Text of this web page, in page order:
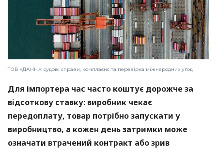
ТОВ «ДАНН.»: судові справи, комплаєнс та перевірка міжнародних угод
Для імпортера час часто коштує дорожче за
відсоткову ставку: виробник чекає
передоплату, товар потрібно запускати у
виробництво, а кожен день затримки може
означати втрачений контракт або зрив